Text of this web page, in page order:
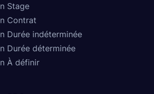
Stage
Contrat
Durée indéterminée
Durée déterminée
À définir